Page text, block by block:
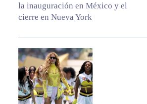
la inauguración en México y el
cierre en Nueva York